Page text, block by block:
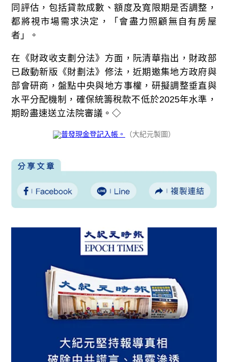
同評估，包括貸款成數、額度及寬限期是否調整，
都將視市場需求決定，「會盡力照顧無自有房屋
者」。
在《財政收支劃分法》方面，阮清華指出，財政部
已啟動新版《財劃法》修法，近期邀集地方政府與
部會研商，盤點中央與地方事權，研擬調整垂直與
水平分配機制，確保統籌稅款不低於2025年水準，
期盼盡速送立法院審議。◇
（大紀元製圖）